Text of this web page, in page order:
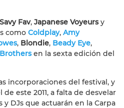
Fav, Japanese Voyeursy
como Coldplay, Amy
, Blondie, Beady Eye,
en la sexta edición del
incorporaciones del festival, y
este 2011, a falta de desvelar
DJs que actuarán en la Carpa